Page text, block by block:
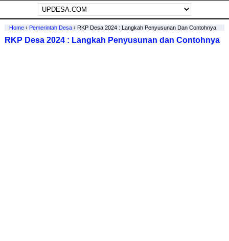
Home› Pemerintah Desa› RKP Desa 2024 : Langkah Penyusunan Dan Contohnya
RKP Desa 2024 : Langkah Penyusunan dan Contohnya